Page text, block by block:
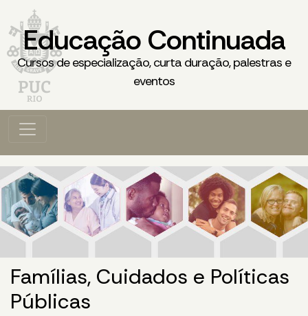
Educação Continuada
Cursos de especialização, curta duração, palestras e
eventos
Famílias, Cuidados e Políticas
Públicas